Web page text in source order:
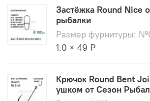
Застёжка Round Nice
рыбалки
Размер фурнитуры:
1.0 × 49 ₽
Крючок Round Bent
ушком от Сезон